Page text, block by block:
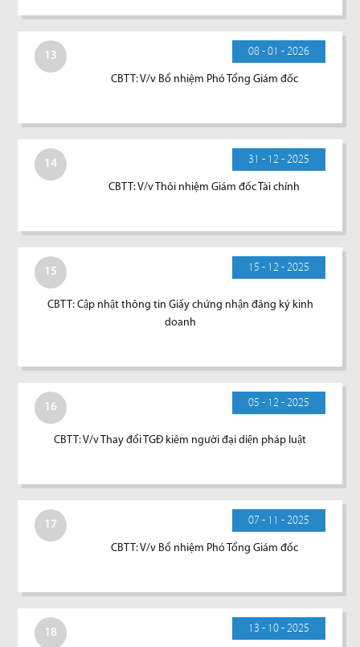
13 08 - 01 - 2026
CBTT: V/v Bổ nhiệm Phó Tổng Giám đốc
14 31 - 12 - 2025
CBTT: V/v Thôi nhiệm Giám đốc Tài chính
15 15 - 12 - 2025
CBTT: Cập nhật thông tin Giấy chứng nhận đăng ký kinh
doanh
16 05 - 12 - 2025
CBTT: V/v Thay đổi TGĐ kiêm người đại diện pháp luật
17 07 - 11 - 2025
CBTT: V/v Bổ nhiệm Phó Tổng Giám đốc
18 13 - 10 - 2025